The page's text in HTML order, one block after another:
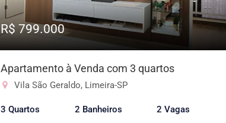
R$ 799.000
Apartamento à Venda com 3 quartos
Vila São Geraldo, Limeira-SP
3 Quartos 2 Banheiros 2 Vagas